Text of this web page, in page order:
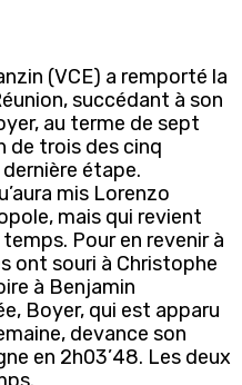
(VCE) a remporté la
succédant à son
au terme de sept
de trois des cinq
étape.
mis Lorenzo
mais qui revient
Pour en revenir à
ont souri à Christophe
à Benjamin
Boyer, qui est apparu
devance son
en 2h03’48. Les deux